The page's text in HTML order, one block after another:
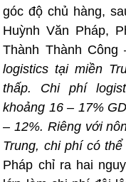
góc độ chủ hàng,
Huỳnh Văn Pháp,
Thành Thành Công
logistics tại miền
thấp. Chi phí
khoảng 16 – 17%
– 12%. Riêng với
Trung, chi phí có
Pháp chỉ ra hai